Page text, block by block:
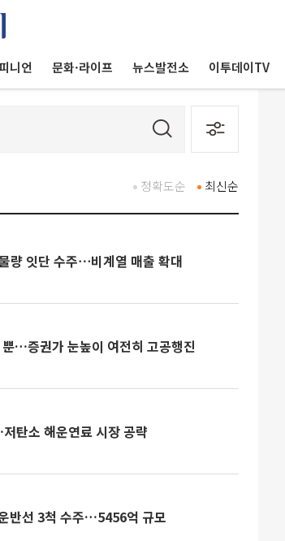
니언 문화·라이프 뉴스발전소 이투데이TV
최신순
정확도순
량 잇단 수주⋯비계열 매출 확대
…증권가 눈높이 여전히 고공행진
탄소 해운연료 시장 공략
반선 3척 수주…5456억 규모